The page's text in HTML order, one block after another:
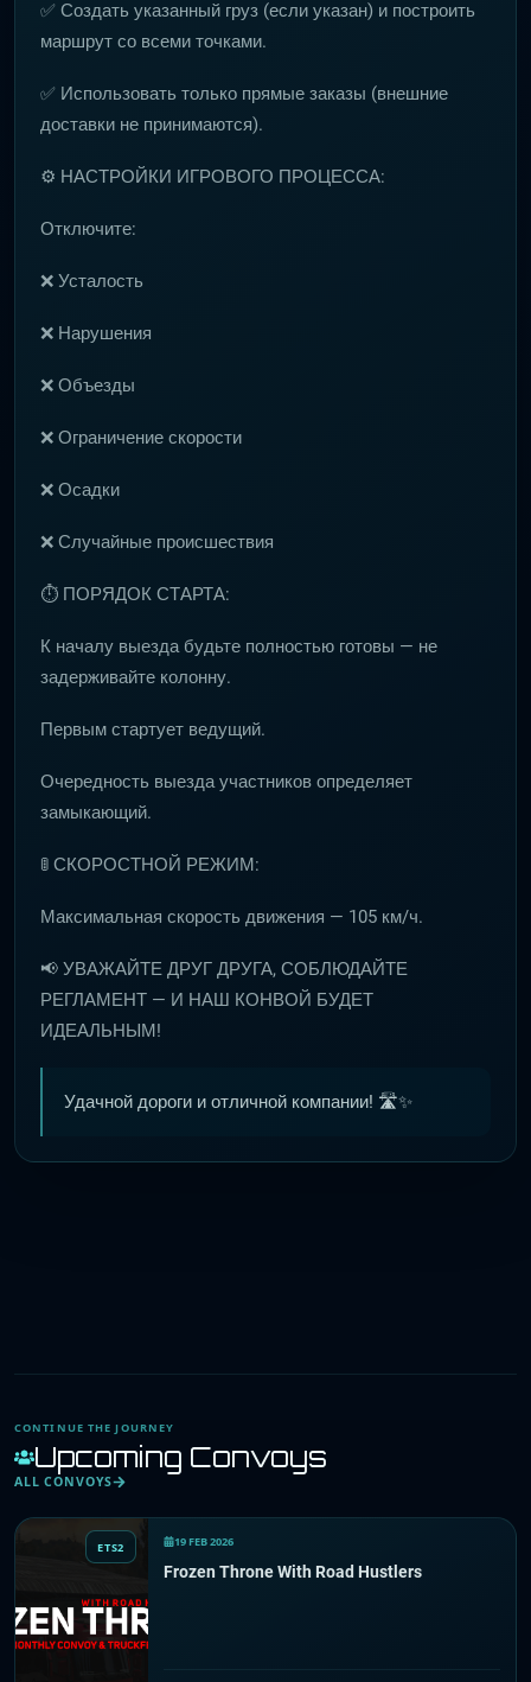
✅ Создать указанный груз (если указан) и построить
маршрут со всеми точками.
✅ Использовать только прямые заказы (внешние
доставки не принимаются).
⚙️ НАСТРОЙКИ ИГРОВОГО ПРОЦЕССА:
Отключите:
❌ Усталость
❌ Нарушения
❌ Объезды
❌ Ограничение скорости
❌ Осадки
❌ Случайные происшествия
⏱ ПОРЯДОК СТАРТА:
К началу выезда будьте полностью готовы — не
задерживайте колонну.
Первым стартует ведущий.
Очередность выезда участников определяет
замыкающий.
🚦 СКОРОСТНОЙ РЕЖИМ:
Максимальная скорость движения — 105 км/ч.
📢 УВАЖАЙТЕ ДРУГ ДРУГА, СОБЛЮДАЙТЕ
РЕГЛАМЕНТ — И НАШ КОНВОЙ БУДЕТ
ИДЕАЛЬНЫМ!
Удачной дороги и отличной компании! 🛣️✨
CONTINUE THE JOURNEY
Upcoming Convoys
ALL CONVOYS
ETS2 19 FEB 2026
Frozen Throne With Road Hustlers